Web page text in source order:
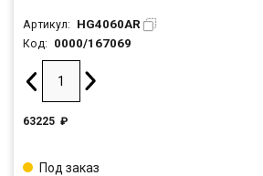
Артикул: HG4060AR
Код: 0000/167069
63225 ₽
Под заказ